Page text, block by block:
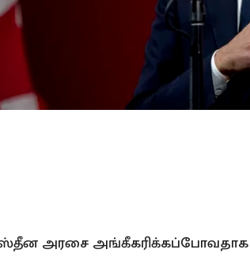
அரசை அங்கீகரிக்கப்போவதாக